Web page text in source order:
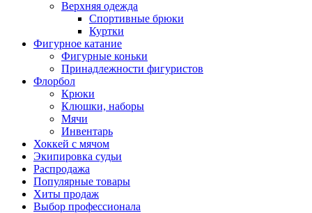
Верхняя одежда
Спортивные брюки
Куртки
Фигурное катание
Фигурные коньки
Принадлежности фигуристов
Флорбол
Крюки
Клюшки, наборы
Мячи
Инвентарь
Хоккей с мячом
Экипировка судьи
Распродажа
Популярные товары
Хиты продаж
Выбор профессионала